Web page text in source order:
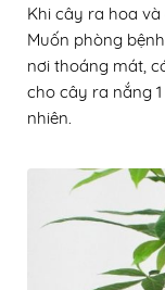
Khi cây ra hoa
Muốn phòng
nơi thoáng mát,
cho cây ra nắng
nhiên.